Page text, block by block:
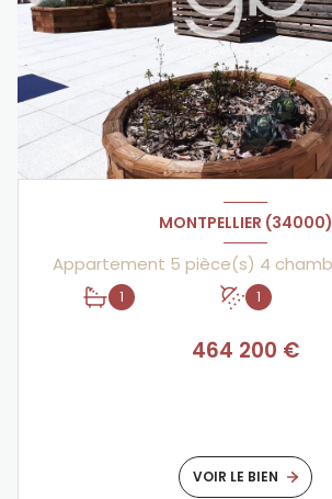
MONTPELLIER (34000)
1 1
464 200 €
VOIR LE BIEN